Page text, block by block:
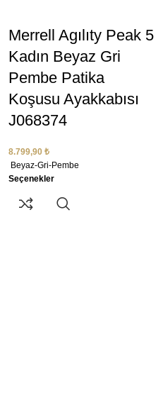
Merrell Agılıty Peak 5
Kadın Beyaz Gri
Pembe Patika
Koşusu Ayakkabısı
J068374
8.799,90 ₺
Beyaz-Gri-Pembe
Seçenekler